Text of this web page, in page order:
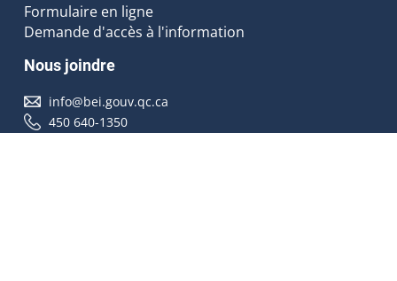
Formulaire en ligne
Demande d'accès à l'information
Nous joindre
info@bei.gouv.qc.ca
450 640-1350